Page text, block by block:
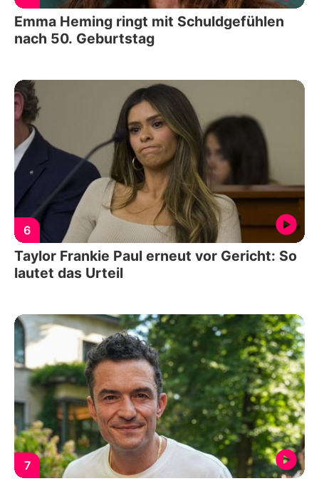
Emma Heming ringt mit Schuldgefühlen
nach 50. Geburtstag
6
Taylor Frankie Paul erneut vor Gericht: So
lautet das Urteil
7